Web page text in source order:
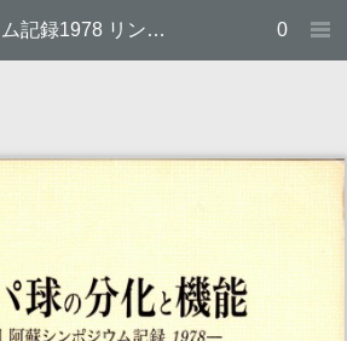
第2回 阿蘇シンポジウム記録1978 リンパ球の分化と機能 0